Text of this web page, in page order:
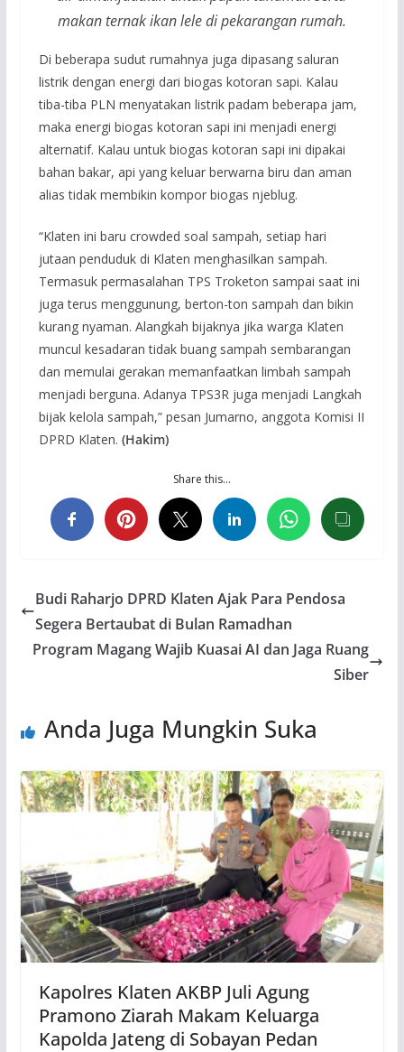
makan ternak ikan lele di pekarangan rumah.
Di beberapa sudut rumahnya juga dipasang saluran
listrik dengan energi dari biogas kotoran sapi. Kalau
tiba-tiba PLN menyatakan listrik padam beberapa jam,
maka energi biogas kotoran sapi ini menjadi energi
alternatif. Kalau untuk biogas kotoran sapi ini dipakai
bahan bakar, api yang keluar berwarna biru dan aman
alias tidak membikin kompor biogas njeblug.
“Klaten ini baru crowded soal sampah, setiap hari
jutaan penduduk di Klaten menghasilkan sampah.
Termasuk permasalahan TPS Troketon sampai saat ini
juga terus menggunung, berton-ton sampah dan bikin
kurang nyaman. Alangkah bijaknya jika warga Klaten
muncul kesadaran tidak buang sampah sembarangan
dan memulai gerakan memanfaatkan limbah sampah
menjadi berguna. Adanya TPS3R juga menjadi Langkah
bijak kelola sampah,” pesan Jumarno, anggota Komisi II
DPRD Klaten. (Hakim)
Share this…
Budi Raharjo DPRD Klaten Ajak Para Pendosa
Segera Bertaubat di Bulan Ramadhan
Program Magang Wajib Kuasai AI dan Jaga Ruang
Siber
Anda Juga Mungkin Suka
Kapolres Klaten AKBP Juli Agung
Pramono Ziarah Makam Keluarga
Kapolda Jateng di Sobayan Pedan